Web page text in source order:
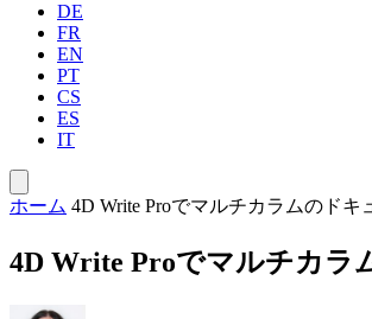
DE
FR
EN
PT
CS
ES
IT
ホーム 4D Write Proでマルチカラムのドキ
4D Write Proでマルチカラ